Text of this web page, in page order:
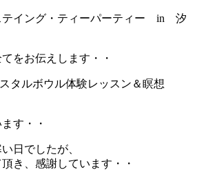
テイング・ティーパーティー in 汐
をお伝えします・・
スタルボウル体験レッスン＆瞑想
す・・
日でしたが、
き、感謝しています・・